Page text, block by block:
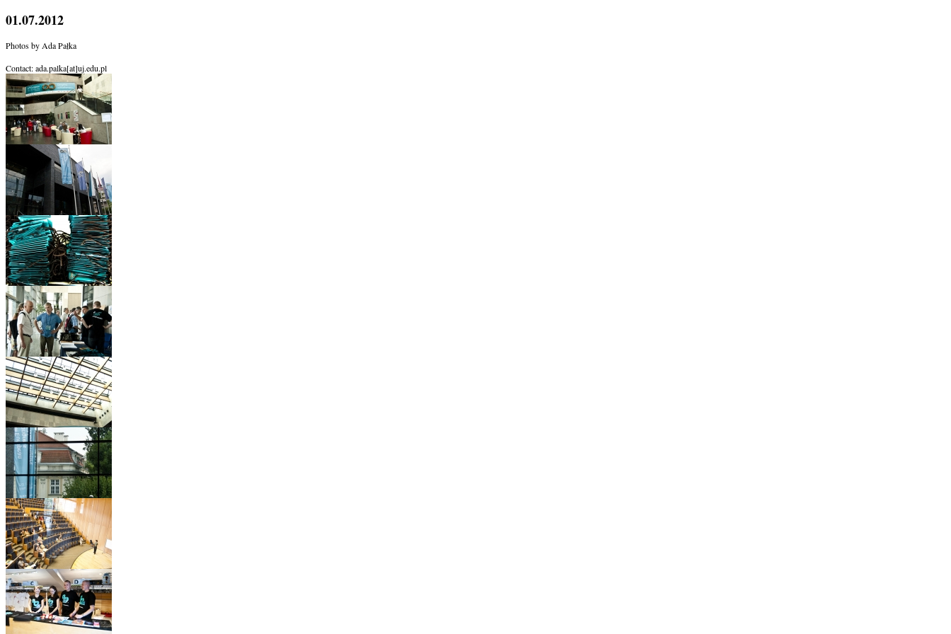
01.07.2012
Photos by Ada Pałka
Contact: ada.palka[at]uj.edu.pl